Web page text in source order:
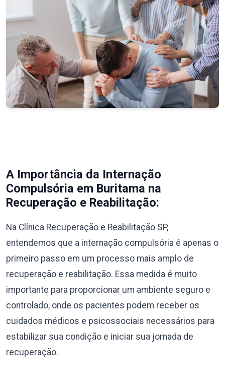
A Importância da Internação
Compulsória em Buritama na
Recuperação e Reabilitação:
Na Clínica Recuperação e Reabilitação SP,
entendemos que a internação compulsória é apenas o
primeiro passo em um processo mais amplo de
recuperação e reabilitação. Essa medida é muito
importante para proporcionar um ambiente seguro e
controlado, onde os pacientes podem receber os
cuidados médicos e psicossociais necessários para
estabilizar sua condição e iniciar sua jornada de
recuperação.